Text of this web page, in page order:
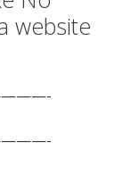
website